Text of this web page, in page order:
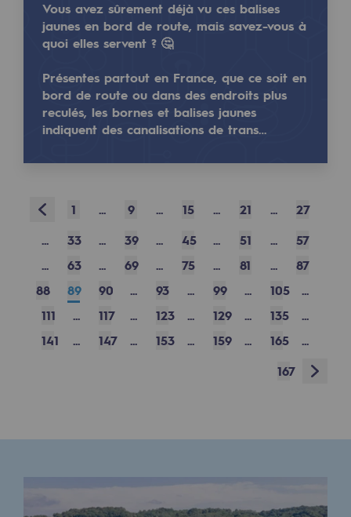
Safety and cybersecurity
Health and safety at work
Industrial safety
Responsible governance
Responsible governance
Sustainable procurement
Endowment fund
Endowment fund
Our activities
Vous avez sûrement déjà vu ces balises
jaunes en bord de route, mais savez-vous à
quoi elles servent ? 🤔
Présentes partout en France, que ce soit en
bord de route ou dans des endroits plus
reculés, les bornes et balises jaunes
indiquent des canalisations de trans…
Prev 1 ... 9 ... 15 ... 21 ...
27
...
33 ... 39 ... 45 ... 51 ...
57
...
63 ... 69 ... 75 ... 81 ...
87
88
89 90 ... 93 ... 99 ... 105
...
111
... 117 ... 123 ... 129 ... 135
...
141
... 147 ... 153 ... 159 ... 165
...
167
Next